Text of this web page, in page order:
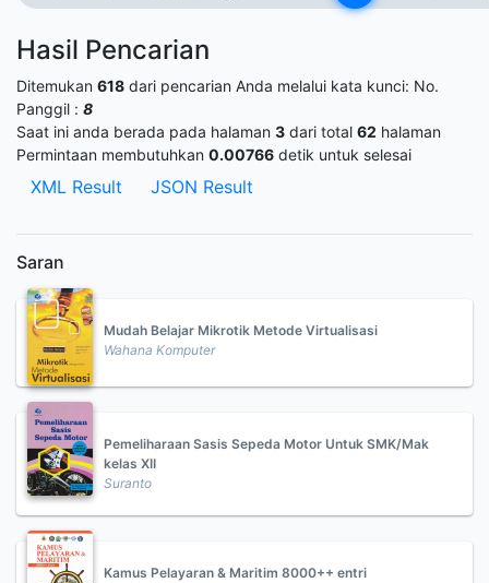
Hasil Pencarian
Ditemukan 618 dari pencarian Anda melalui kata kunci: No.
Panggil : 8
Saat ini anda berada pada halaman 3 dari total 62 halaman
Permintaan membutuhkan 0.00766 detik untuk selesai
XML Result JSON Result
Saran
Mudah Belajar Mikrotik Metode Virtualisasi
Wahana Komputer
Pemeliharaan Sasis Sepeda Motor Untuk SMK/Mak
kelas XII
Suranto
Kamus Pelayaran & Maritim 8000++ entri